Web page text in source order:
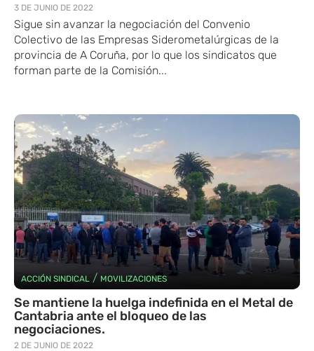
3 DE JUNIO DE 2022
Sigue sin avanzar la negociación del Convenio
Colectivo de las Empresas Siderometalúrgicas de la
provincia de A Coruña, por lo que los sindicatos que
forman parte de la Comisión...
ACCIÓN SINDICAL / MOVILIZACIONES
Se mantiene la huelga indefinida en el Metal de
Cantabria ante el bloqueo de las
negociaciones.
2 DE JUNIO DE 2022